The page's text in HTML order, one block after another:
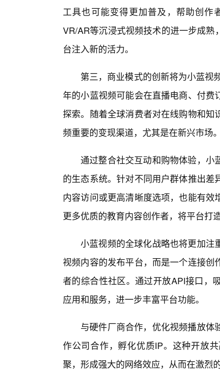
工具也可能变得更加普及，帮助创作
VR/AR等沉浸式视频技术的进一步成
台注入新的活力。
第三，商业模式的创新将为小蓝视
年的小蓝视频可能会在直播电商、付
探索。随着全球消费者对在线购物和
频重要的变现渠道，尤其是在新兴市场
通过整合社交互动和购物体验，小
的生态系统。针对不同用户群体推出
内容访问或更高清晰度选项，也能有
更多优质的教育内容创作者，将平台打
小蓝视频的全球化战略也将更加注
视频内容的发布平台，而是一个连接
者的综合性社区。通过开放API接口，
应用和服务，进一步丰富平台功能。
与硬件厂商合作，优化视频播放
作公司合作，孵化优质IP。这种开放
聚，形成强大的网络效应，从而在激烈